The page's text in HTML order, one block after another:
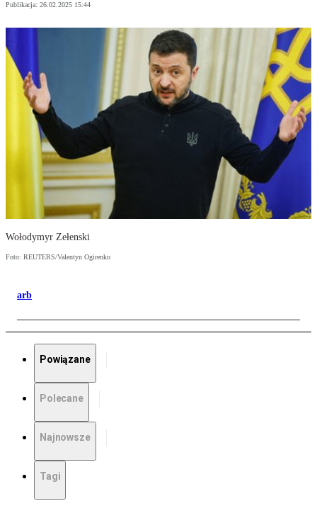
Publikacja: 26.02.2025 15:44
Wołodymyr Zełenski
Foto: REUTERS/Valentyn Ogirenko
arb
Powiązane
Polecane
Najnowsze
Tagi